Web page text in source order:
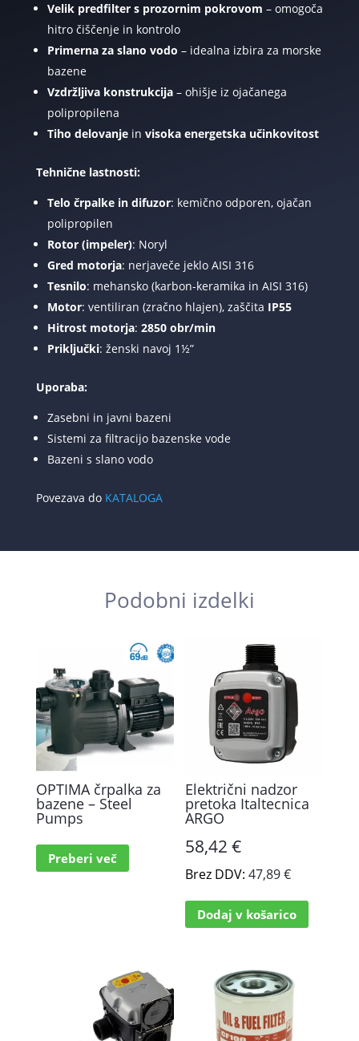
Velik predfilter s prozornim pokrovom – omogoča
hitro čiščenje in kontrolo
Primerna za slano vodo – idealna izbira za morske
bazene
Vzdržljiva konstrukcija– ohišje iz ojačanega
polipropilena
Tiho delovanjein visoka energetska učinkovitost
Tehnične lastnosti:
Telo črpalke in difuzor: kemično odporen, ojačan
polipropilen
Rotor (impeler): Noryl
Gred motorja: nerjaveče jeklo AISI 316
Tesnilo: mehansko (karbon-keramika in AISI 316)
Motor: ventiliran (zračno hlajen), zaščita IP55
Hitrost motorja: 2850 obr/min
Priključki: ženski navoj 1½”
Uporaba:
Zasebni in javni bazeni
Sistemi za filtracijo bazenske vode
Bazeni s slano vodo
Povezava do KATALOGA
Podobni izdelki
OPTIMA črpalka za
bazene – Steel
Pumps
Preberi več
Električni nadzor
pretoka Italtecnica
ARGO
58,42€
Brez DDV:47,89€
Dodaj v košarico